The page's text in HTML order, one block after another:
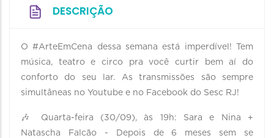
DESCRIÇÃO
O #ArteEmCena dessa semana está imperdível! Tem
música, teatro e circo pra você curtir bem aí do
conforto do seu lar. As transmissões são sempre
simultâneas no Youtube e no Facebook do Sesc RJ!
🎶 Quarta-feira (30/09), às 19h: Sara e Nina +
Natascha Falcão - Depois de 6 meses sem se